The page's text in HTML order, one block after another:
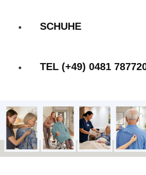
SCHUHE
TEL (+49) 0481